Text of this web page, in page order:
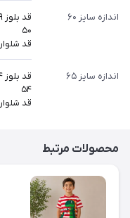
اندازه سایز ۶۰
۵۰
قد شلوار ۸۳ سانت
اندازه سایز ۶۵
۵۴
قد شلوار ۸۷ سانت
محصولات مرتبط